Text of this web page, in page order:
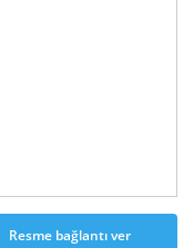
Resme bağlantı ver